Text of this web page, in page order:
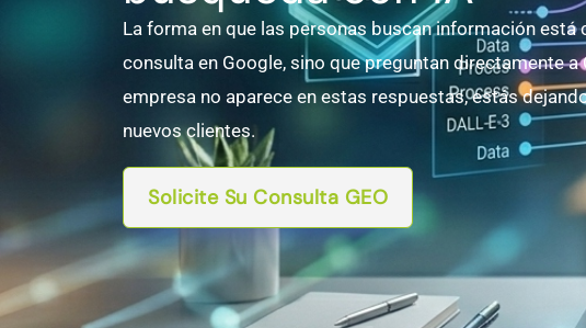
La forma en que las personas buscan información
consulta en Google, sino que preguntan directamente a
empresa no aparece en estas respuestas, estás
nuevos clientes.
Solicite Su Consulta GEO